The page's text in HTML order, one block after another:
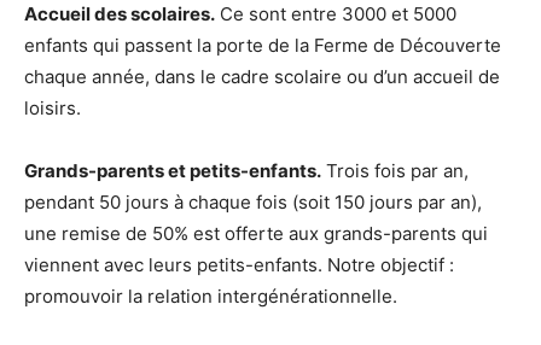
Accueil des scolaires. Ce sont entre 3000 et 5000
enfants qui passent la porte de la Ferme de Découverte
chaque année, dans le cadre scolaire ou d’un accueil de
loisirs.
Grands-parents et petits-enfants. Trois fois par an,
pendant 50 jours à chaque fois (soit 150 jours par an),
une remise de 50% est offerte aux grands-parents qui
viennent avec leurs petits-enfants. Notre objectif :
promouvoir la relation intergénérationnelle.